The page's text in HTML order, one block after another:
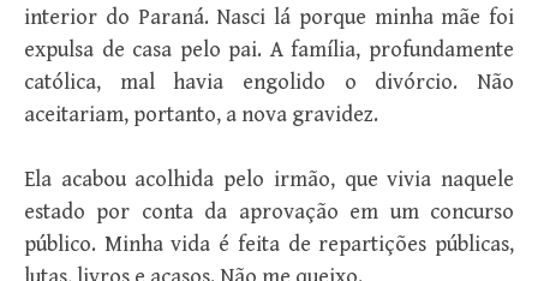
interior do Paraná. Nasci lá porque minha mãe foi
expulsa de casa pelo pai. A família, profundamente
católica, mal havia engolido o divórcio. Não
aceitariam, portanto, a nova gravidez.
Ela acabou acolhida pelo irmão, que vivia naquele
estado por conta da aprovação em um concurso
público. Minha vida é feita de repartições públicas,